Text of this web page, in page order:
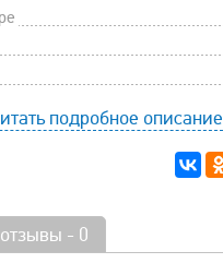
подробное описание
отзывы - 0